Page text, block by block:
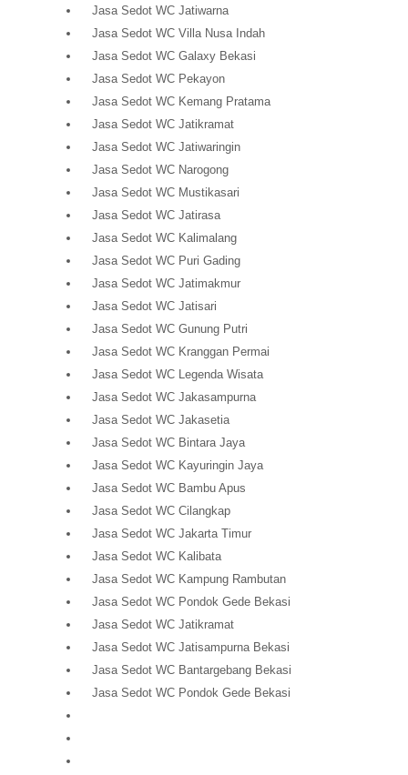
Jasa Sedot WC Jatiwarna
Jasa Sedot WC Villa Nusa Indah
Jasa Sedot WC Galaxy Bekasi
Jasa Sedot WC Pekayon
Jasa Sedot WC Kemang Pratama
Jasa Sedot WC Jatikramat
Jasa Sedot WC Jatiwaringin
Jasa Sedot WC Narogong
Jasa Sedot WC Mustikasari
Jasa Sedot WC Jatirasa
Jasa Sedot WC Kalimalang
Jasa Sedot WC Puri Gading
Jasa Sedot WC Jatimakmur
Jasa Sedot WC Jatisari
Jasa Sedot WC Gunung Putri
Jasa Sedot WC Kranggan Permai
Jasa Sedot WC Legenda Wisata
Jasa Sedot WC Jakasampurna
Jasa Sedot WC Jakasetia
Jasa Sedot WC Bintara Jaya
Jasa Sedot WC Kayuringin Jaya
Jasa Sedot WC Bambu Apus
Jasa Sedot WC Cilangkap
Jasa Sedot WC Jakarta Timur
Jasa Sedot WC Kalibata
Jasa Sedot WC Kampung Rambutan
Jasa Sedot WC Pondok Gede Bekasi
Jasa Sedot WC Jatikramat
Jasa Sedot WC Jatisampurna Bekasi
Jasa Sedot WC Bantargebang Bekasi
Jasa Sedot WC Pondok Gede Bekasi